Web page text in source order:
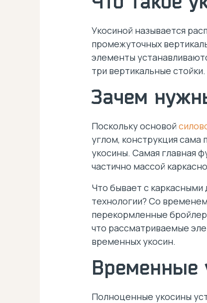
Укосиной называется
промежуточных
элементы
три вертикальные стойки.
Зачем
Поскольку основой
углом, конструкция
укосины. Самая главная
частично массой
Что бывает с
технологии? Со
перекормленные
что рассматриваемые
временных укосин.
Временные
Полноценные укосины